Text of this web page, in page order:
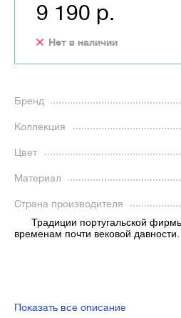
Бренд
Коллекция
Цвет
Материал
Страна производителя
Традиции португальской
временам почти вековой давности.
Показать все описание
9 190 р.
Нет в наличии